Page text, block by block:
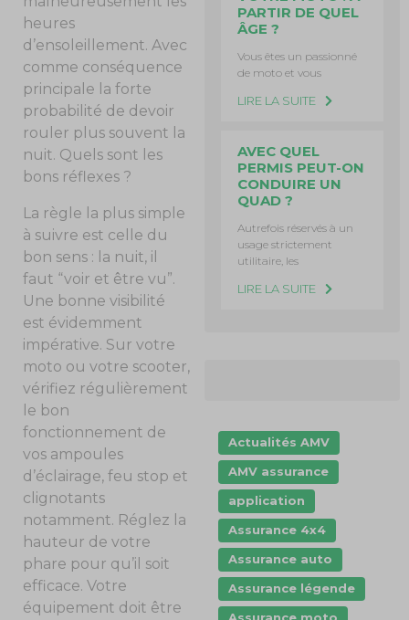
heures
d’ensoleillement. Avec
comme conséquence
principale la forte
probabilité de devoir
rouler plus souvent la
nuit. Quels sont les
bons réflexes ?
La règle la plus simple
à suivre est celle du
bon sens : la nuit, il
faut “voir et être vu”.
Une bonne visibilité
est évidemment
impérative. Sur votre
moto ou votre scooter,
vérifiez régulièrement
le bon
fonctionnement de
vos ampoules
d’éclairage, feu stop et
clignotants
notamment. Réglez la
hauteur de votre
phare pour qu’il soit
efficace. Votre
équipement doit être
PARTIR DE QUEL
ÂGE ?
Vous êtes un passionné
de moto et vous
LIRE LA SUITE
AVEC QUEL
PERMIS PEUT-ON
CONDUIRE UN
QUAD ?
Autrefois réservés à un
usage strictement
utilitaire, les
LIRE LA SUITE
Actualités AMV
AMV assurance
application
Assurance 4x4
Assurance auto
Assurance légende